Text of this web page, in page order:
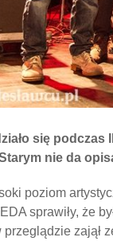
się podczas
nie da
poziom
sprawiły, że
przeglądzie zajął